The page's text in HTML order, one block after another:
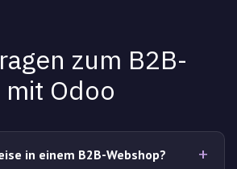
zum B2B-
Odoo
in einem B2B-Webshop?